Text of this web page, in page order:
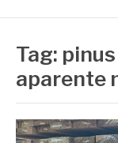
Tag:
aparente